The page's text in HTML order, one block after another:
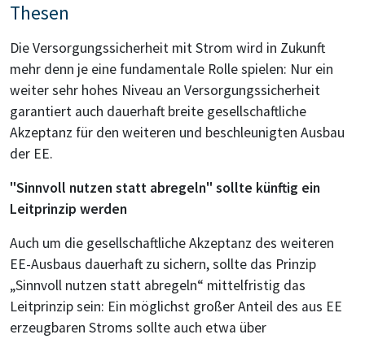
Thesen
Die Versorgungssicherheit mit Strom wird in Zukunft
mehr denn je eine fundamentale Rolle spielen: Nur ein
weiter sehr hohes Niveau an Versorgungssicherheit
garantiert auch dauerhaft breite gesellschaftliche
Akzeptanz für den weiteren und beschleunigten Ausbau
der EE.
"Sinnvoll nutzen statt abregeln" sollte künftig ein
Leitprinzip werden
Auch um die gesellschaftliche Akzeptanz des weiteren
EE-Ausbaus dauerhaft zu sichern, sollte das Prinzip
„Sinnvoll nutzen statt abregeln“ mittelfristig das
Leitprinzip sein: Ein möglichst großer Anteil des aus EE
erzeugbaren Stroms sollte auch etwa über